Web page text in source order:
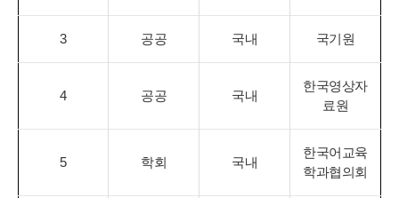
3 공공 국내 국기원
4 공공 국내
한국영상자
료원
5 학회 국내
한국어교육
학과협의회